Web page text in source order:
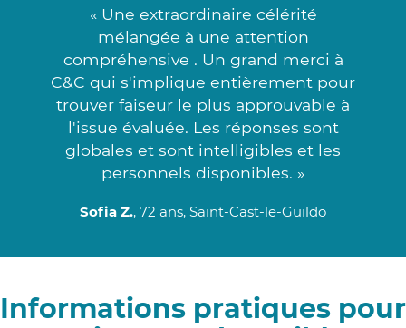
« Une extraordinaire célérité
mélangée à une attention
compréhensive . Un grand merci à
C&C qui s'implique entièrement pour
trouver faiseur le plus approuvable à
l'issue évaluée. Les réponses sont
globales et sont intelligibles et les
personnels disponibles. »
Sofia Z., 72 ans, Saint-Cast-le-Guildo
Informations pratiques pour